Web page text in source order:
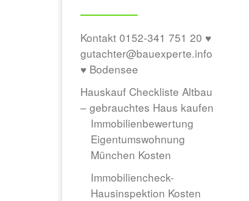
Kontakt 0152-341 751 20 ♥
gutachter@bauexperte.info
♥ Bodensee
Hauskauf Checkliste Altbau
– gebrauchtes Haus kaufen
Immobilienbewertung
Eigentumswohnung
München Kosten
Immobiliencheck-
Hausinspektion Kosten